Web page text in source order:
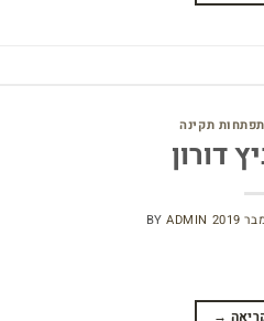
תקינה
דורון
BYADMIN
→